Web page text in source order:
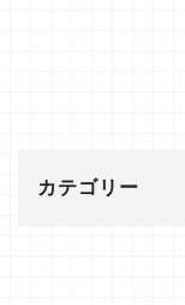
カテゴリー